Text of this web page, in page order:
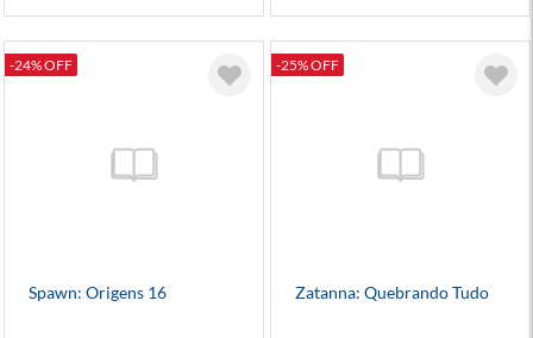
-24% OFF
Spawn: Origens 16
-25% OFF
Zatanna: Quebrando Tudo